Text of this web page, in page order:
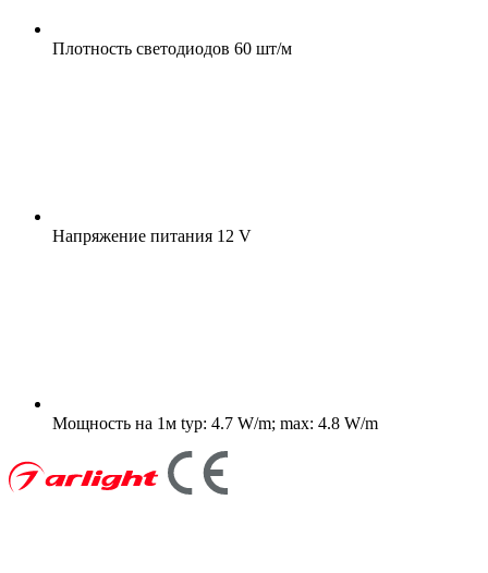
Плотность светодиодов 60 шт/м
Напряжение питания 12 V
Мощность на 1м typ: 4.7 W/m; max: 4.8 W/m